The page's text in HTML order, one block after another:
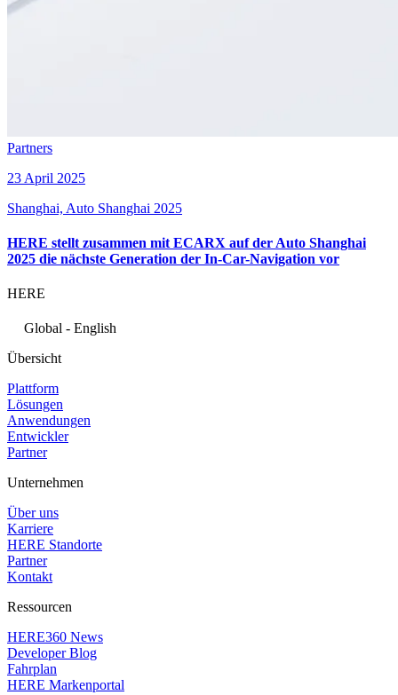
Partners
23 April 2025
Shanghai, Auto Shanghai 2025
HERE stellt zusammen mit ECARX auf der Auto Shanghai
2025 die nächste Generation der In-Car-Navigation vor
HERE
Global - English
Übersicht
Plattform
Lösungen
Anwendungen
Entwickler
Partner
Unternehmen
Über uns
Karriere
HERE Standorte
Partner
Kontakt
Ressourcen
HERE360 News
Developer Blog
Fahrplan
HERE Markenportal